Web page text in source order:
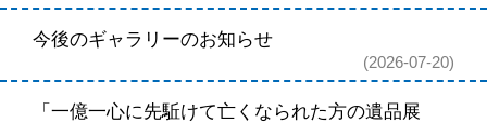
今後のギャラリーのお知らせ
2026-07-20
「一億一心に先駈けて亡くなられた方の遺品展